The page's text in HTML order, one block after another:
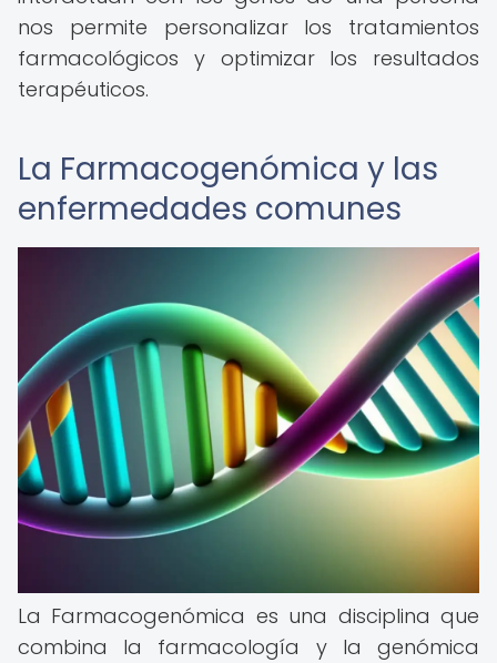
nos permite personalizar los tratamientos
farmacológicos y optimizar los resultados
terapéuticos.
La Farmacogenómica y las
enfermedades comunes
La Farmacogenómica es una disciplina que
combina la farmacología y la genómica